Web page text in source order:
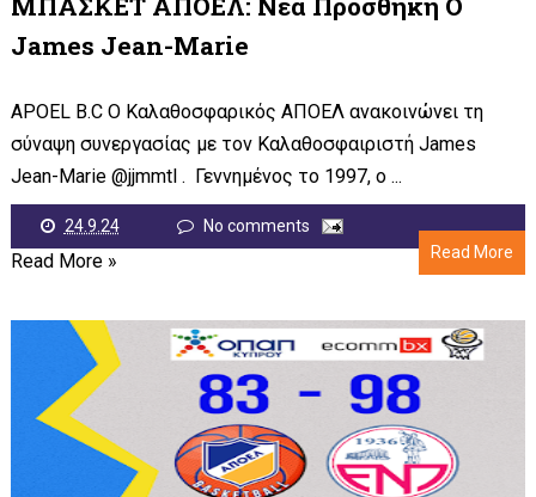
James Jean-Marie
APOEL B.C O Καλαθοσφαρικός ΑΠΟΕΛ ανακοινώνει τη
σύναψη συνεργασίας με τον Καλαθοσφαιριστή James
Jean-Marie @jjmmtl . Γεννημένος το 1997, ο ...
24.9.24
No comments
Read More
Read More »